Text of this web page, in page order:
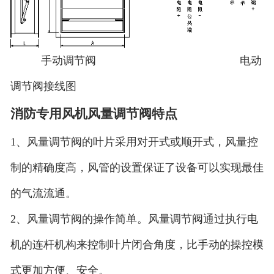
手动调节阀 电动
调节阀接线图
消防专用风机风量调节阀特点
1、风量调节阀的叶片采用对开式或顺开式，风量控
制的精确度高，风管的设置保证了设备可以实现最佳
的气流流通。
2、风量调节阀的操作简单。风量调节阀通过执行电
机的连杆机构来控制叶片闭合角度，比手动的操控模
式更加方便、安全。